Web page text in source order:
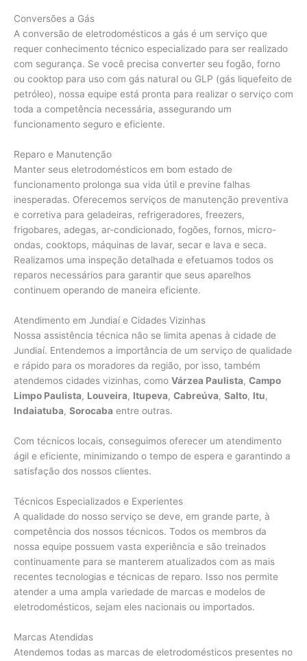
Conversões a Gás
A conversão de eletrodomésticos a gás é um serviço que
requer conhecimento técnico especializado para ser realizado
com segurança. Se você precisa converter seu fogão, forno
ou cooktop para uso com gás natural ou GLP (gás liquefeito de
petróleo), nossa equipe está pronta para realizar o serviço com
toda a competência necessária, assegurando um
funcionamento seguro e eficiente.
Reparo e Manutenção
Manter seus eletrodomésticos em bom estado de
funcionamento prolonga sua vida útil e previne falhas
inesperadas. Oferecemos serviços de manutenção preventiva
e corretiva para geladeiras, refrigeradores, freezers,
frigobares, adegas, ar-condicionado, fogões, fornos, micro-
ondas, cooktops, máquinas de lavar, secar e lava e seca.
Realizamos uma inspeção detalhada e efetuamos todos os
reparos necessários para garantir que seus aparelhos
continuem operando de maneira eficiente.
Atendimento em Jundiaí e Cidades Vizinhas
Nossa assistência técnica não se limita apenas à cidade de
Jundiaí. Entendemos a importância de um serviço de qualidade
e rápido para os moradores da região, por isso, também
atendemos cidades vizinhas, como Várzea Paulista, Campo
Limpo Paulista, Louveira, Itupeva, Cabreúva, Salto, Itu,
Indaiatuba, Sorocaba entre outras.
Com técnicos locais, conseguimos oferecer um atendimento
ágil e eficiente, minimizando o tempo de espera e garantindo a
satisfação dos nossos clientes.
Técnicos Especializados e Experientes
A qualidade do nosso serviço se deve, em grande parte, à
competência dos nossos técnicos. Todos os membros da
nossa equipe possuem vasta experiência e são treinados
continuamente para se manterem atualizados com as mais
recentes tecnologias e técnicas de reparo. Isso nos permite
atender a uma ampla variedade de marcas e modelos de
eletrodomésticos, sejam eles nacionais ou importados.
Marcas Atendidas
Atendemos todas as marcas de eletrodomésticos presentes no